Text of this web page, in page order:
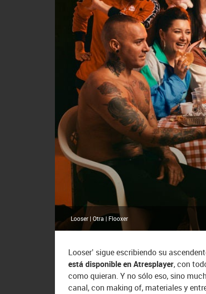
Looser | Otra | Flooxer
Looser’ sigue escribiendo su
está disponible en Atresplayer, con
como quieran. Y no sólo eso, sino
canal, con making of, materiales y